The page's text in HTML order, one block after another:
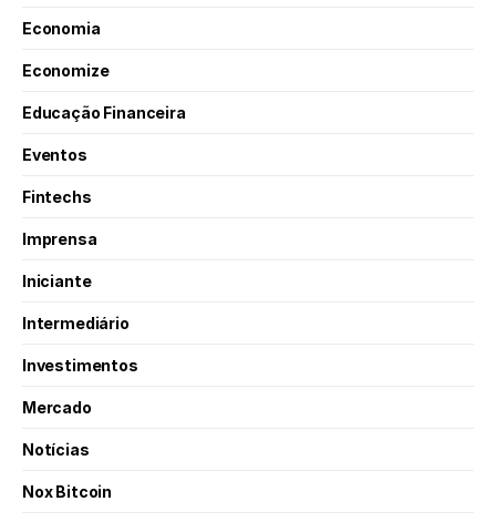
Economia
Economize
Educação Financeira
Eventos
Fintechs
Imprensa
Iniciante
Intermediário
Investimentos
Mercado
Notícias
Nox Bitcoin